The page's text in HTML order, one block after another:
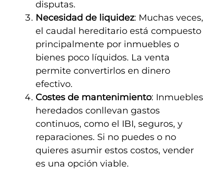
disputas.
Necesidad de liquidez: Muchas veces,
el caudal hereditario está compuesto
principalmente por inmuebles o
bienes poco líquidos. La venta
permite convertirlos en dinero
efectivo.
Costes de mantenimiento: Inmuebles
heredados conllevan gastos
continuos, como el IBI, seguros, y
reparaciones. Si no puedes o no
quieres asumir estos costos, vender
es una opción viable.